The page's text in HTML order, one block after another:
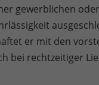
gewerblichen
er mit den
bei rechtzeitiger